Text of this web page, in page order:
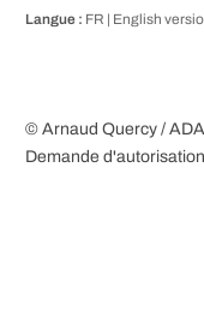
Langue : FR | English
© Arnaud Quercy /
Demande d'autorisation